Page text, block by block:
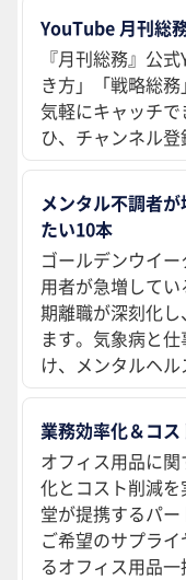
YouTube 月刊総
『月刊総務』公
き方」「戦略総
気軽にキャッチ
ひ、チャンネル登
メンタル不調者
たい10本
ゴールデンウイ
用者が急増して
期離職が深刻化
ます。気象病と
け、メンタルヘル
業務効率化＆コ
オフィス用品に
化とコスト削減
堂が提携するパ
ご希望のサプラ
るオフィス用品一